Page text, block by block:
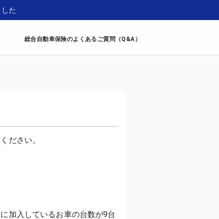
た
総合自動車保険のよくあるご質問（Q&A）
加入しているお車の台数が9台